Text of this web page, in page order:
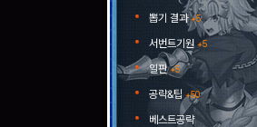
뽑기 결과+5
서번트기원 +5
일판+5
공략&팁 +50
베스트공략